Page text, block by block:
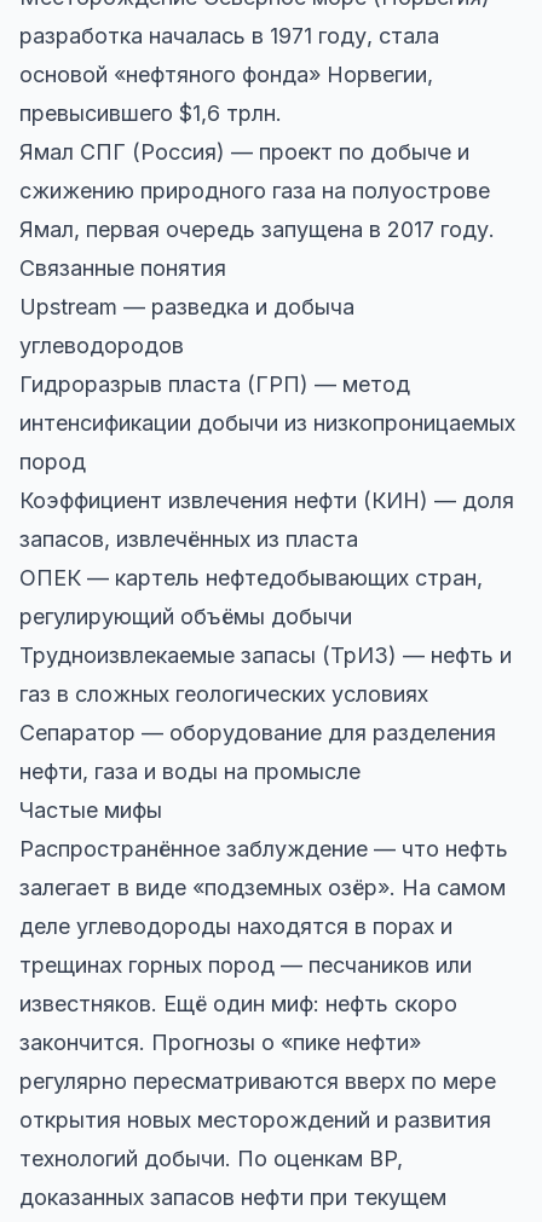
разработка началась в 1971 году, стала
основой «нефтяного фонда» Норвегии,
превысившего $1,6 трлн.
Ямал СПГ (Россия) — проект по добыче и
сжижению природного газа на полуострове
Ямал, первая очередь запущена в 2017 году.
Связанные понятия
Upstream — разведка и добыча
углеводородов
Гидроразрыв пласта (ГРП) — метод
интенсификации добычи из низкопроницаемых
пород
Коэффициент извлечения нефти (КИН) — доля
запасов, извлечённых из пласта
ОПЕК — картель нефтедобывающих стран,
регулирующий объёмы добычи
Трудноизвлекаемые запасы (ТрИЗ) — нефть и
газ в сложных геологических условиях
Сепаратор — оборудование для разделения
нефти, газа и воды на промысле
Частые мифы
Распространённое заблуждение — что нефть
залегает в виде «подземных озёр». На самом
деле углеводороды находятся в порах и
трещинах горных пород — песчаников или
известняков. Ещё один миф: нефть скоро
закончится. Прогнозы о «пике нефти»
регулярно пересматриваются вверх по мере
открытия новых месторождений и развития
технологий добычи. По оценкам BP,
доказанных запасов нефти при текущем